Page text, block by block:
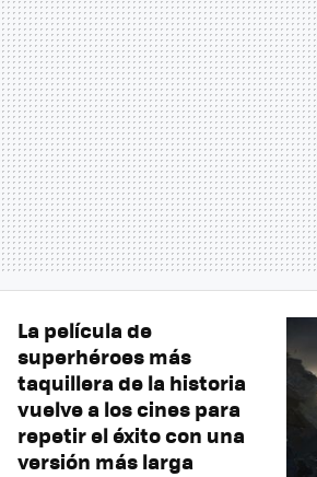
La película de
superhéroes más
taquillera de la historia
vuelve a los cines para
repetir el éxito con una
versión más larga